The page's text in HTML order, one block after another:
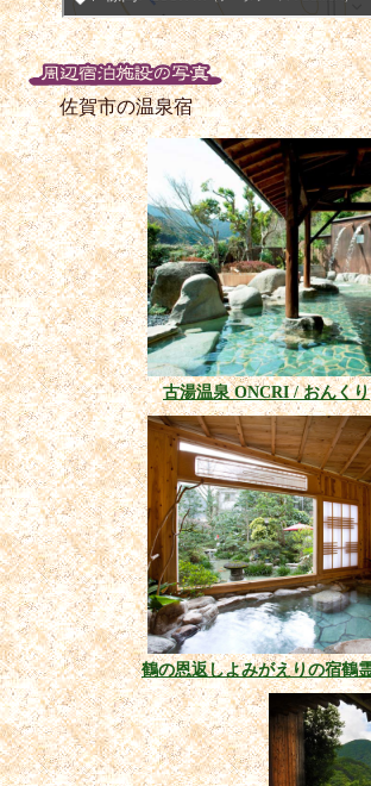
佐賀市の温泉宿
古湯温泉 ONCRI / おんくり
鶴の恩返しよみがえりの宿鶴